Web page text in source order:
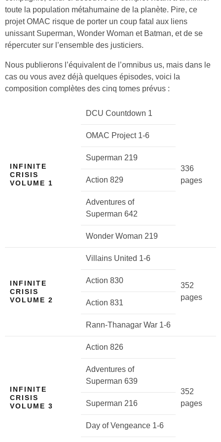
toute la population métahumaine de la planète. Pire, ce
projet OMAC risque de porter un coup fatal aux liens
unissant Superman, Wonder Woman et Batman, et de se
répercuter sur l’ensemble des justiciers.
Nous publierons l’équivalent de l’omnibus us, mais dans le
cas ou vous avez déjà quelques épisodes, voici la
composition complètes des cinq tomes prévus :
INFINITE
CRISIS
VOLUME 1
DCU Countdown 1
336
pages
OMAC Project 1-6
Superman 219
Action 829
Adventures of
Superman 642
Wonder Woman 219
INFINITE
CRISIS
VOLUME 2
Villains United 1-6
352
pages
Action 830
Action 831
Rann-Thanagar War 1-6
INFINITE
CRISIS
VOLUME 3
Action 826
352
pages
Adventures of
Superman 639
Superman 216
Day of Vengeance 1-6